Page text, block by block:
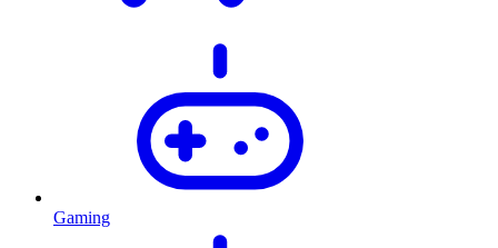
Gaming